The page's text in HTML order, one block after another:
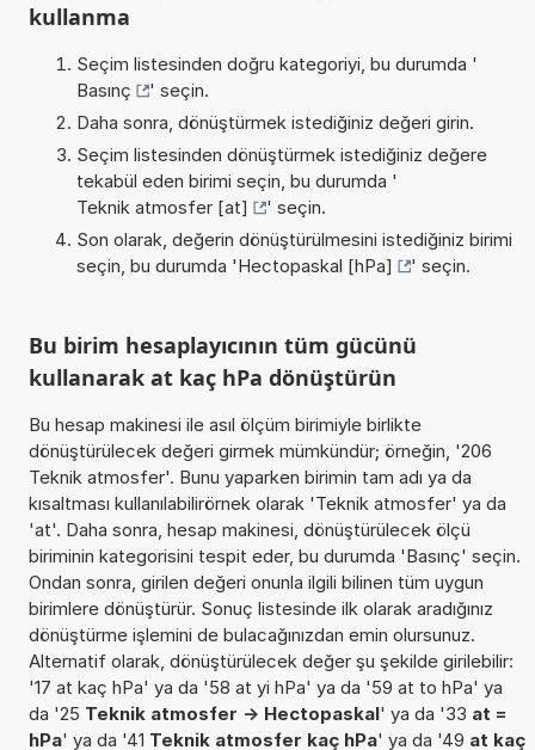
kullanma
Seçim listesinden doğru kategoriyi, bu durumda '
Basınç
' seçin.
Daha sonra, dönüştürmek istediğiniz değeri girin.
Seçim listesinden dönüştürmek istediğiniz değere
tekabül eden birimi seçin, bu durumda '
Teknik atmosfer [at]
' seçin.
Son olarak, değerin dönüştürülmesini istediğiniz birimi
seçin, bu durumda 'Hectopaskal [hPa] ' seçin.
Bu birim hesaplayıcının tüm gücünü
kullanarak at kaç hPa dönüştürün
Bu hesap makinesi ile asıl ölçüm birimiyle birlikte
dönüştürülecek değeri girmek mümkündür; örneğin, '206
Teknik atmosfer'. Bunu yaparken birimin tam adı ya da
kısaltması kullanılabilirörnek olarak 'Teknik atmosfer' ya da
'at'. Daha sonra, hesap makinesi, dönüştürülecek ölçü
biriminin kategorisini tespit eder, bu durumda 'Basınç' seçin.
Ondan sonra, girilen değeri onunla ilgili bilinen tüm uygun
birimlere dönüştürür. Sonuç listesinde ilk olarak aradığınız
dönüştürme işlemini de bulacağınızdan emin olursunuz.
Alternatif olarak, dönüştürülecek değer şu şekilde girilebilir:
'17 at kaç hPa' ya da '58 at yi hPa' ya da '59 at to hPa' ya
da '25 Teknik atmosfer -> Hectopaskal' ya da '33 at =
hPa' ya da '41 Teknik atmosfer kaç hPa' ya da '49 at kaç